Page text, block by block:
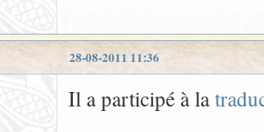
28-08-2011 11:36
Il a participé à la